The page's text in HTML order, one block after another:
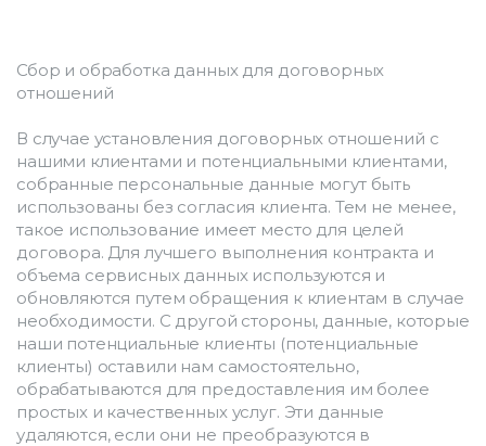
Сбор и обработка данных для договорных
отношений
В случае установления договорных отношений с
нашими клиентами и потенциальными клиентами,
собранные персональные данные могут быть
использованы без согласия клиента. Тем не менее,
такое использование имеет место для целей
договора. Для лучшего выполнения контракта и
объема сервисных данных используются и
обновляются путем обращения к клиентам в случае
необходимости. С другой стороны, данные, которые
наши потенциальные клиенты (потенциальные
клиенты) оставили нам самостоятельно,
обрабатываются для предоставления им более
простых и качественных услуг. Эти данные
удаляются, если они не преобразуются в